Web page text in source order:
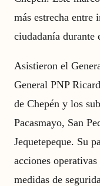
más estrecha entre
ciudadanía durante
Asistieron el
General PNP
de Chepén y los
Pacasmayo, San
Jequetepeque. Su
acciones
medidas de